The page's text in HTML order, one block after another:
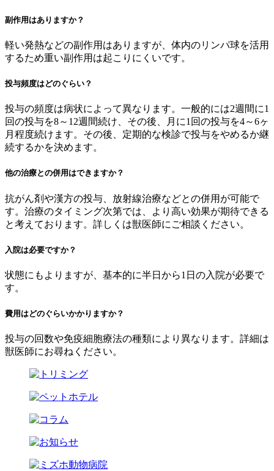
副作用はありますか？
軽い発熱などの副作用はありますが、体内のリンパ球を活用
するため重い副作用は起こりにくいです。
投与頻度はどのぐらい？
投与の頻度は病状によって異なります。一般的には2週間に1
回の投与を8～12週間続け、その後、月に1回の投与を4～6ヶ
月程度続けます。その後、定期的な検診で投与をやめるか継
続するかを決めます。
他の治療との併用はできますか？
抗がん剤や漢方の投与、放射線治療などとの併用が可能で
す。治療のタイミング次第では、より高い効果が期待できる
と考えております。詳しくは獣医師にご相談ください。
入院は必要ですか？
状態にもよりますが、基本的に半日から1日の入院が必要で
す。
費用はどのぐらいかかりますか？
投与の回数や免疫細胞療法の種類により異なります。詳細は
獣医師にお尋ねください。